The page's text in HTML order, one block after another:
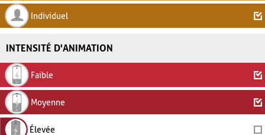
Individuel
INTENSITÉ D'ANIMATION
Faible
Moyenne
Élevée